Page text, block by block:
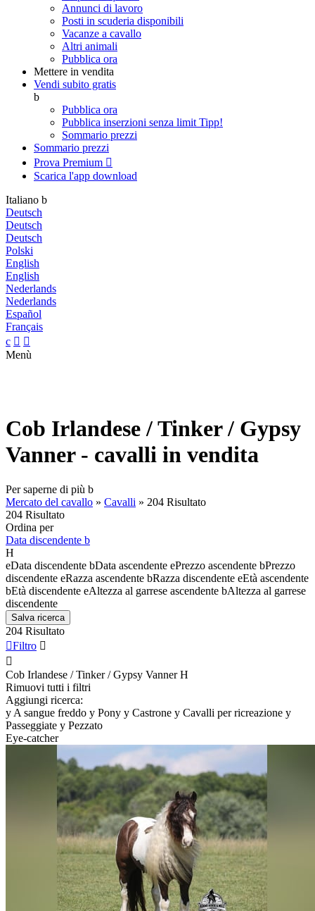
Annunci di lavoro
Posti in scuderia disponibili
Vacanze a cavallo
Altri animali
Pubblica ora
Mettere in vendita
Vendi subito gratis
b
Pubblica ora
Pubblica inserzioni senza limit Tipp!
Sommario prezzi
Sommario prezzi
Prova Premium 
Scarica l'app download
Italiano b
Deutsch
Deutsch
Deutsch
Polski
English
English
Nederlands
Nederlands
Español
Français
c  
Menù
Cob Irlandese / Tinker / Gypsy
Vanner - cavalli in vendita
Per saperne di più b
Mercato del cavallo » Cavalli » 204 Risultato
204 Risultato
Ordina per
Data discendente b
H
eData discendente bData ascendente ePrezzo ascendente bPrezzo
discendente eRazza ascendente bRazza discendente eEtà ascendente
bEtà discendente eAltezza al garrese ascendente bAltezza al garrese
discendente
Salva ricerca
204 Risultato
Filtro 

Cob Irlandese / Tinker / Gypsy Vanner H
Rimuovi tutti i filtri
Aggiungi ricerca:
y A sangue freddo y Pony y Castrone y Cavalli per ricreazione y
Passeggiate y Pezzato
Eye-catcher